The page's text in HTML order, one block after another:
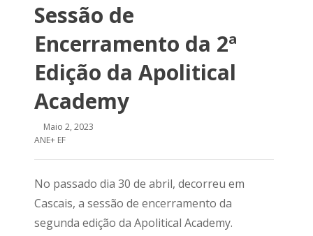
Sessão de
Encerramento da 2ª
Edição da Apolitical
Academy
Maio 2, 2023
ANE+ EF
No passado dia 30 de abril, decorreu em
Cascais, a sessão de encerramento da
segunda edição da Apolitical Academy.